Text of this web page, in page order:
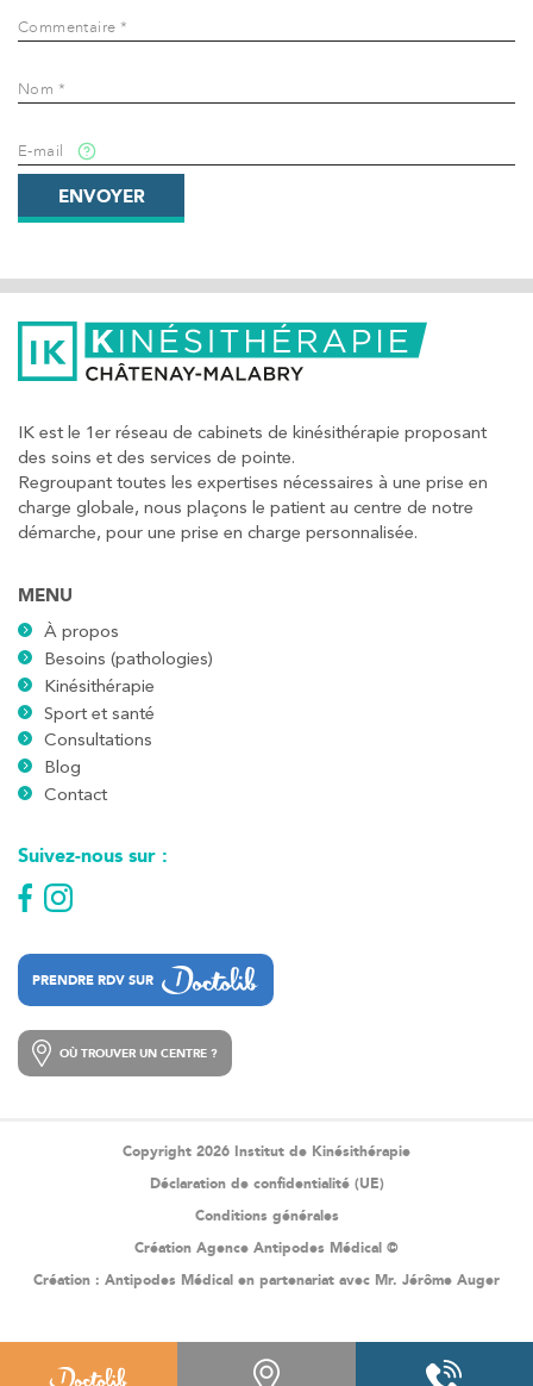
Commentaire *
Nom *
E-mail
ENVOYER
IK est le 1er réseau de cabinets de kinésithérapie proposant
des soins et des services de pointe.
Regroupant toutes les expertises nécessaires à une prise en
charge globale, nous plaçons le patient au centre de notre
démarche, pour une prise en charge personnalisée.
MENU
À propos
Besoins (pathologies)
Kinésithérapie
Sport et santé
Consultations
Blog
Contact
Suivez-nous sur :
PRENDRE RDV SUR
OÙ TROUVER UN CENTRE ?
Copyright 2026 Institut de Kinésithérapie
Déclaration de confidentialité (UE)
Conditions générales
Création Agence Antipodes Médical ©
Création : Antipodes Médical en partenariat avec Mr. Jérôme Auger